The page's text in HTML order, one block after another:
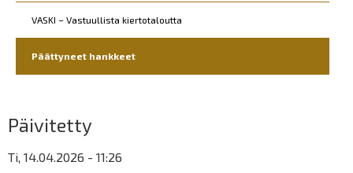
VASKI – Vastuullista kiertotaloutta
Päättyneet hankkeet
Päivitetty
Ti, 14.04.2026 - 11:26